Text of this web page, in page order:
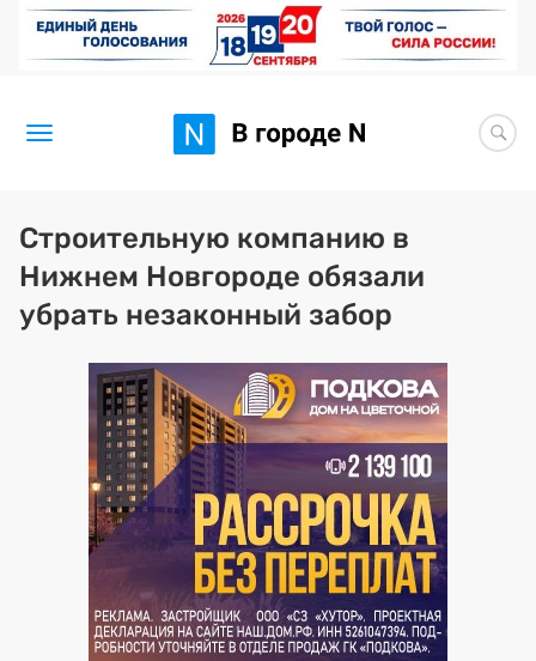
Новости
Статьи
Здоровье
BORЩ
Искусство исцелять
Премия 2026 (текущая)
Премия 2025
Эксперты
Строительную компанию в
Нижнем Новгороде обязали
убрать незаконный забор